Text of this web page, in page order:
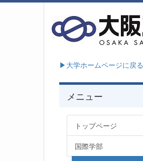
▶大学ホームページに戻る
メニュー
トップページ
国際学部